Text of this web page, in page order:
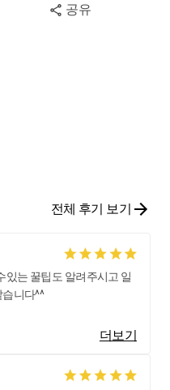
공유
전체 후기 보기
는 꿀팁도 알려주시고 일
습니다^^
더보기